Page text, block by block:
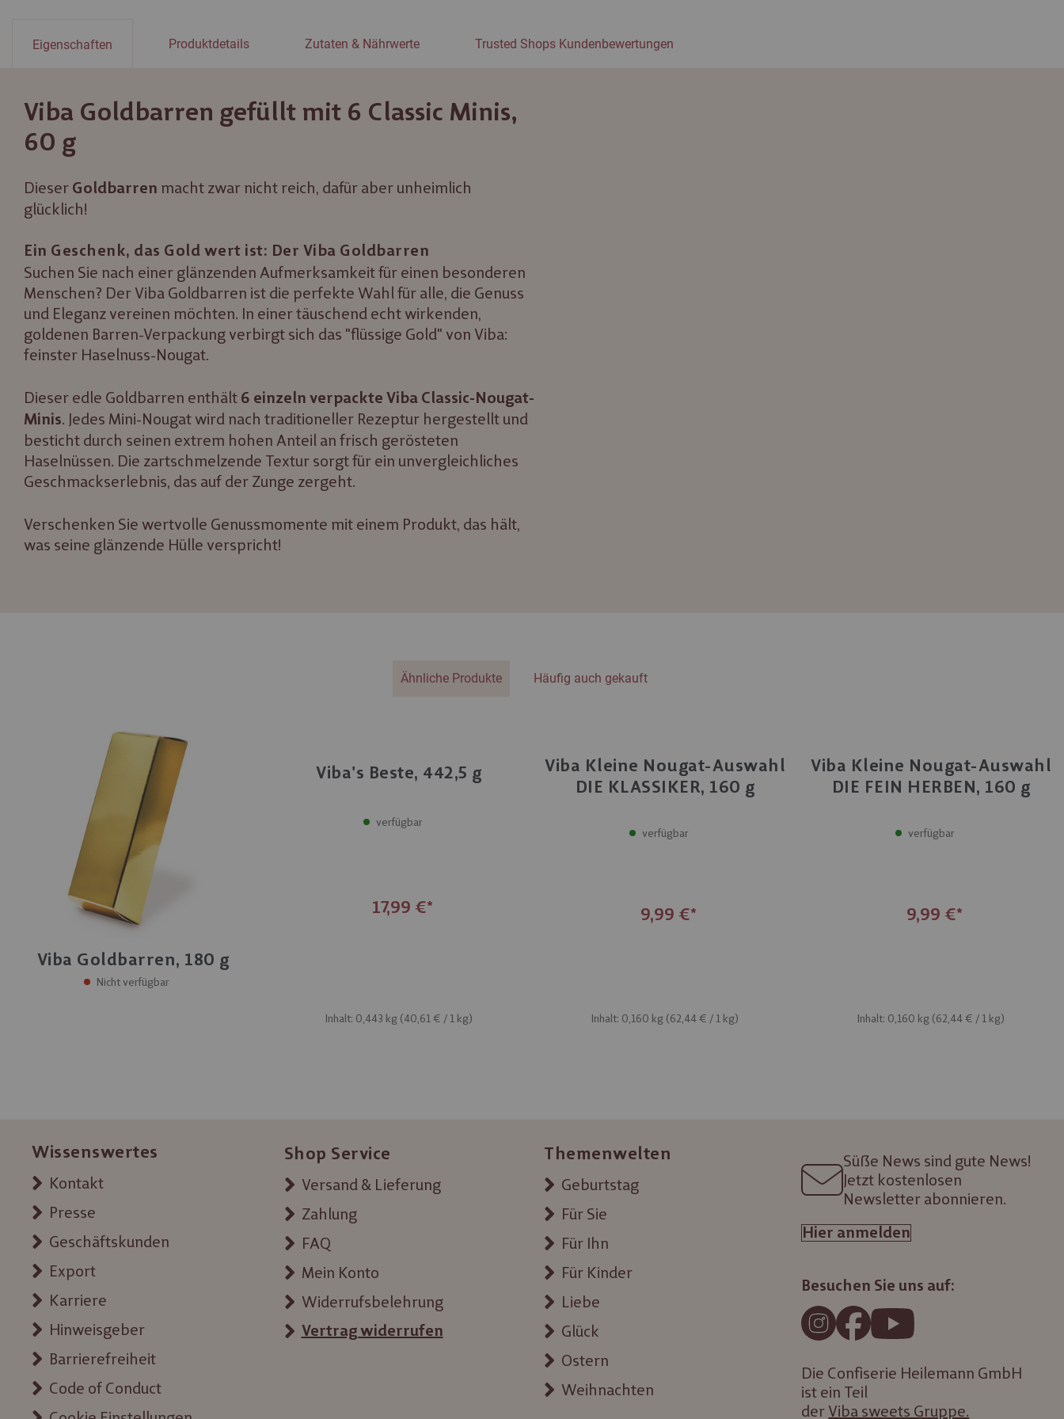
Eigenschaften
Viba Goldbarren gefüllt mit 6 Classic Minis,
60 g
Dieser Goldbarren macht zwar nicht reich, dafür aber unheimlich
glücklich!
Ein Geschenk, das Gold wert ist: Der Viba Goldbarren
Suchen Sie nach einer glänzenden Aufmerksamkeit für einen besonderen
Menschen? Der Viba Goldbarren ist die perfekte Wahl für alle, die Genuss
und Eleganz vereinen möchten. In einer täuschend echt wirkenden,
goldenen Barren-Verpackung verbirgt sich das "flüssige Gold" von Viba:
feinster Haselnuss-Nougat.
Dieser edle Goldbarren enthält 6 einzeln verpackte Viba Classic-Nougat-
Minis. Jedes Mini-Nougat wird nach traditioneller Rezeptur hergestellt und
besticht durch seinen extrem hohen Anteil an frisch gerösteten
Haselnüssen. Die zartschmelzende Textur sorgt für ein unvergleichliches
Geschmackserlebnis, das auf der Zunge zergeht.
Verschenken Sie wertvolle Genussmomente mit einem Produkt, das hält,
was seine glänzende Hülle verspricht!
Produktdetails Zutaten & Nährwerte Trusted Shops Kundenbewertungen
Ähnliche Produkte Häufig auch gekauft
Viba Goldbarren, 180 g
Nicht verfügbar
Viba's Beste, 442,5 g
verfügbar
17,99 €
Inhalt: 0,443 kg (40,61 € / 1 kg)
Viba Kleine Nougat-Auswahl
DIE KLASSIKER, 160 g
verfügbar
9,99 €
Inhalt: 0,160 kg (62,44 € / 1 kg)
Viba Kleine Nougat-Auswahl
DIE FEIN HERBEN, 160 g
verfügbar
9,99 €
Inhalt: 0,160 kg (62,44 € / 1 kg)
Wissenswertes
Kontakt
Presse
Geschäftskunden
Export
Karriere
Hinweisgeber
Barrierefreiheit
Code of Conduct
Shop Service
Versand & Lieferung
Zahlung
FAQ
Mein Konto
Widerrufsbelehrung
Vertrag widerrufen
Themenwelten
Geburtstag
Für Sie
Für Ihn
Für Kinder
Liebe
Glück
Ostern
Weihnachten
Süße News sind gute News!
Jetzt kostenlosen
Newsletter abonnieren.
Hier anmelden
Besuchen Sie uns auf:
Die Confiserie Heilemann GmbH
ist ein Teil
der Viba sweets Gruppe.